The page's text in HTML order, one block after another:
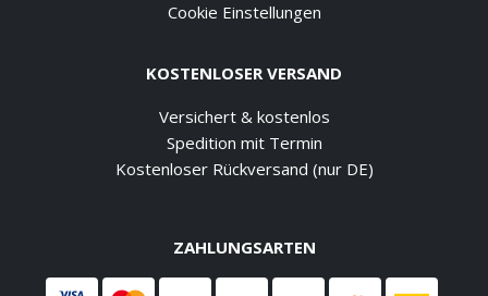
Cookie Einstellungen
KOSTENLOSER VERSAND
Versichert & kostenlos
Spedition mit Termin
Kostenloser Rückversand (nur DE)
ZAHLUNGSARTEN